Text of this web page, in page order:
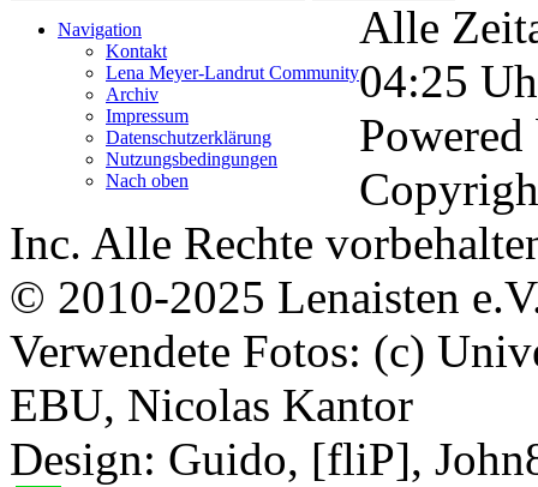
Navigation
Kontakt
Lena Meyer-Landrut Community
Archiv
Impressum
Datenschutzerklärung
Nutzungsbedingungen
Nach oben
Alle
04:25
Inc. Alle Rechte
© 2010-2025 Lenaisten
Verwendete Fotos: (c)
EBU, Nicolas Kantor
Design: Guido, [fliP],